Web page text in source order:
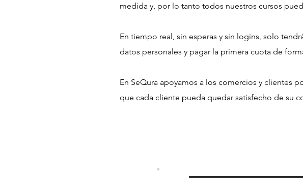
medida y, por lo tanto todos nuestros cursos
En tiempo real, sin esperas y sin logins, solo
datos personales y pagar la primera cuota de
En SeQura apoyamos a los comercios y clientes
que cada cliente pueda quedar satisfecho de su